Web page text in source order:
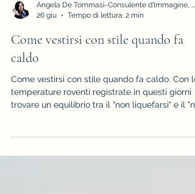
Tempo di lettura: 2 min
Come vestirsi con stile quando fa
caldo
Come vestirsi con stile quando fa caldo. Con le
temperature roventi registrate in questi giorni
rinunciare al proprio stile" spesso non è